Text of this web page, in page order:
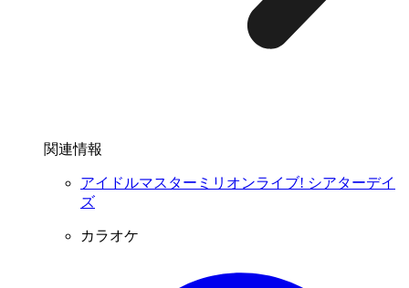
関連情報
アイドルマスターミリオンライブ! シアターデイ
ズ
カラオケ